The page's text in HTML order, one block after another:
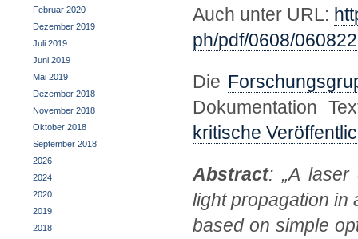
Februar 2020
Dezember 2019
Juli 2019
Juni 2019
Mai 2019
Dezember 2018
November 2018
Oktober 2018
September 2018
2026
2024
2020
2019
2018
Auch unter URL:
ph/pdf/0608/
Die
Dokumentation
kritische
Abstract: „A laser
light propagation in
based on simple